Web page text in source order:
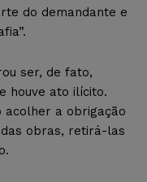
do demandante e
ser, de fato,
houve ato ilícito.
acolher a obrigação
obras, retirá-las